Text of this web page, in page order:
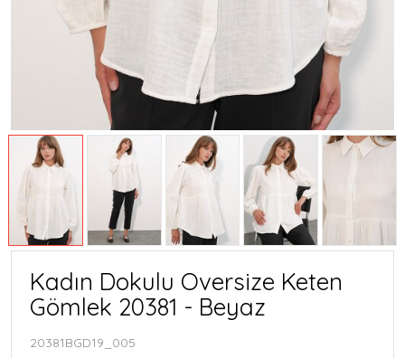
Kadın Dokulu Oversize Keten
Gömlek 20381 - Beyaz
20381BGD19_005